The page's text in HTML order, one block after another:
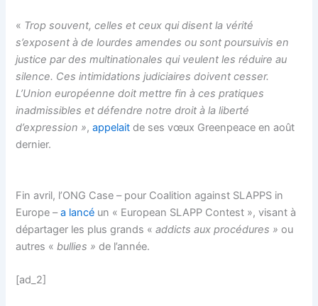
« Trop souvent, celles et ceux qui disent la vérité
s’exposent à de lourdes amendes ou sont poursuivis en
justice par des multinationales qui veulent les réduire au
silence. Ces intimidations judiciaires doivent cesser.
L’Union européenne doit mettre fin à ces pratiques
inadmissibles et défendre notre droit à la liberté
d’expression »,appelait de ses vœux Greenpeace en août
dernier.
Fin avril, l’ONG Case – pour Coalition against SLAPPS in
Europe –a lancé un « European SLAPP Contest », visant à
départager les plus grands «addicts aux procédures » ou
autres «bullies » de l’année.
[ad_2]